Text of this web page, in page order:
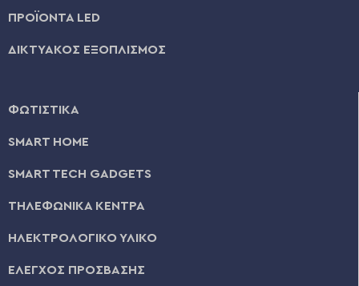
ΠΡΟΪΟΝΤΑ LED
ΔΙΚΤΥΑΚΟΣ ΕΞΟΠΛΙΣΜΟΣ
ΦΩΤΙΣΤΙΚΑ
SMART HOME
SMART TECH GADGETS
ΤΗΛΕΦΩΝΙΚΑ ΚΕΝΤΡΑ
ΗΛΕΚΤΡΟΛΟΓΙΚΟ ΥΛΙΚΟ
ΕΛΕΓΧΟΣ ΠΡΟΣΒΑΣΗΣ